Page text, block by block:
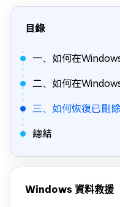
目錄
一、如何在
二、如何在
三、如何恢復已刪
總結
Windows 資料救援